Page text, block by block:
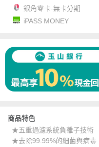
銀角零卡-無卡分期
iPASS MONEY
商品特色
★五重過濾系統負離子技術
★去除99.99%的細菌與病毒